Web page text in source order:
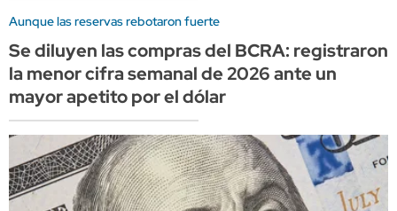
Aunque las reservas rebotaron fuerte
Se diluyen las compras del BCRA: registraron
la menor cifra semanal de 2026 ante un
mayor apetito por el dólar